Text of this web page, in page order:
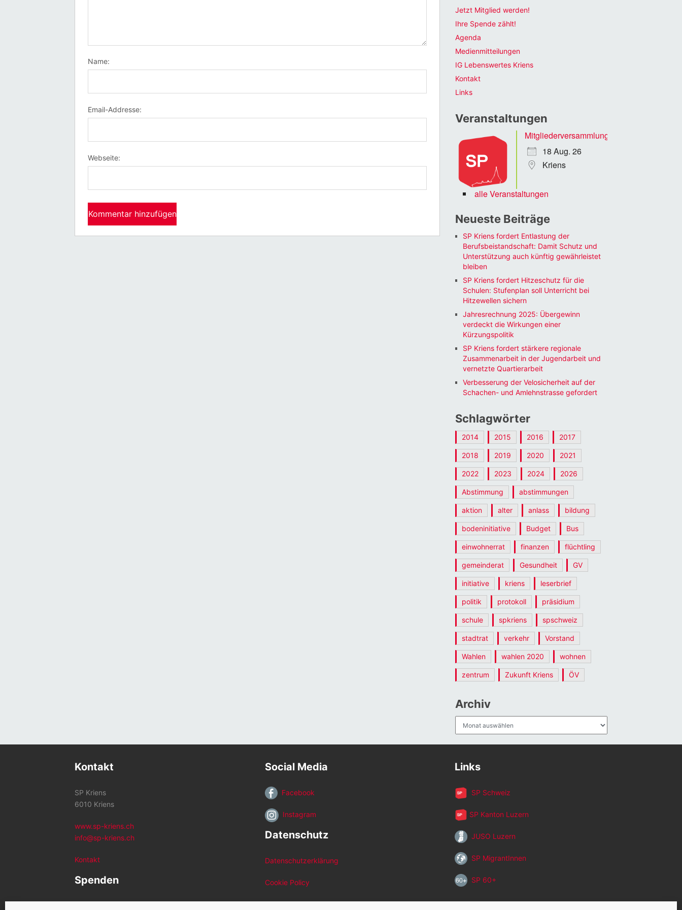
Name:
Email-Addresse:
Webseite:
Jetzt Mitglied werden!
Ihre Spende zählt!
Agenda
Medienmitteilungen
IG Lebenswertes Kriens
Kontakt
Links
Veranstaltungen
Mitgliederversammlung
18 Aug. 26
Kriens
alle Veranstaltungen
Neueste Beiträge
SP Kriens fordert Entlastung der
Berufsbeistandschaft: Damit Schutz und
Unterstützung auch künftig gewährleistet
bleiben
SP Kriens fordert Hitzeschutz für die
Schulen: Stufenplan soll Unterricht bei
Hitzewellen sichern
Jahresrechnung 2025: Übergewinn
verdeckt die Wirkungen einer
Kürzungspolitik
SP Kriens fordert stärkere regionale
Zusammenarbeit in der Jugendarbeit und
vernetzte Quartierarbeit
Verbesserung der Velosicherheit auf der
Schachen- und Amlehnstrasse gefordert
Schlagwörter
2014 2015 2016 2017
2018 2019 2020 2021
2022 2023 2024 2026
Abstimmung abstimmungen
aktion alter anlass bildung
bodeninitiative Budget Bus
einwohnerrat finanzen flüchtling
gemeinderat Gesundheit GV
initiative kriens leserbrief
politik protokoll präsidium
schule spkriens spschweiz
stadtrat verkehr Vorstand
Wahlen wahlen 2020 wohnen
zentrum Zukunft Kriens ÖV
Archiv
Kontakt
SP Kriens
6010 Kriens
www.sp-kriens.ch
info@sp-kriens.ch
Kontakt
Spenden
Social Media
Facebook
Instagram
Datenschutz
Datenschutzerklärung
Cookie Policy
Links
SP Schweiz
SP Kanton Luzern
JUSO Luzern
SP MigrantInnen
SP 60+